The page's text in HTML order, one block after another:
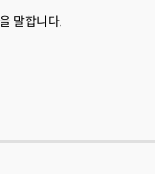
말합니다.